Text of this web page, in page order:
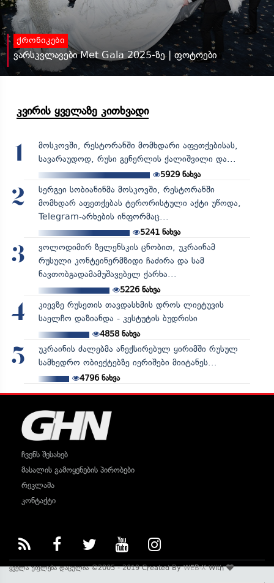
ქრონიკები
ვარსკვლავები Met Gala 2025-ზე | ფოტოები
კვირის ყველაზე კითხვადი
1
მოსკოვში, რესტორანში მომხდარი აფეთქებისას,
სავარაუდოდ, რუსი გენერლის ქალიშვილი და...
5929 ნახვა
2
სერგეი სობიანინმა მოსკოვში, რესტორანში
მომხდარ აფეთქებას ტერორისტული აქტი უწოდა,
Telegram-არხების ინფორმაც...
5241ნახვა
3
ვოლოდიმირ ზელენსკის ცნობით, უკრაინამ
რუსული კონტეინერმზიდი ჩაძირა და სამ
ნავთობგადამამუშავებელ ქარხა...
5226ნახვა
4
კიევზე რუსეთის თავდასხმის დროს ლიეტუვის
საელჩო დაზიანდა - კესტუტის ბუდრისი
4858ნახვა
5
უკრაინის ძალებმა ანექსირებულ ყირიმში რუსულ
სამხედრო ობიექტებზე იერიშები მიიტანეს...
4796ნახვა
ჩვენს შესახებ
მასალის გამოყენების პირობები
რეკლამა
კონტაქტი
ყველა უფლება დაცულია ©2005 - 2019 Created ByWEB-XWith